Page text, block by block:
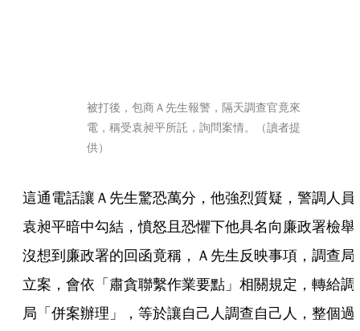
被打後，包商Ａ先生報警，隔天調查官竟來
電，稱受袁昶平所託，詢問案情。（讀者提
供）
這通電話讓Ａ先生驚恐萬分，他強烈質疑，警調人員
袁昶平暗中勾結，憤怒且恐懼下他具名向廉政署檢舉
沒想到廉政署的回函竟稱，Ａ先生反映事項，調查局
立案，會依「肅貪聯繫作業要點」相關規定，轉給調
局「併案辦理」，等於讓自己人調查自己人，整個過